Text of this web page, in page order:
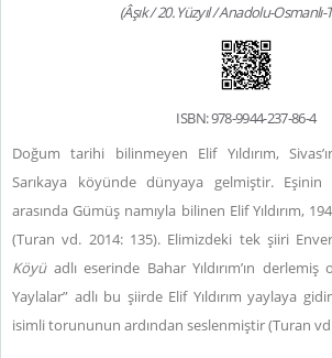
(Âşık / 20. Yüzyıl / Anadolu-
ISBN: 978-9944-237-86-4
Doğum tarihi bilinmeyen Elif Yıldırım,
Sarıkaya köyünde dünyaya gelmiştir. Eşinin
arasında Gümüş namıyla bilinen Elif Yıldırım,
(Turan vd. 2014: 135). Elimizdeki tek şiiri
Köyü adlı eserinde Bahar Yıldırım’ın
Yaylalar” adlı bu şiirde Elif Yıldırım yaylaya
isimli torununun ardından seslenmiştir (Turan